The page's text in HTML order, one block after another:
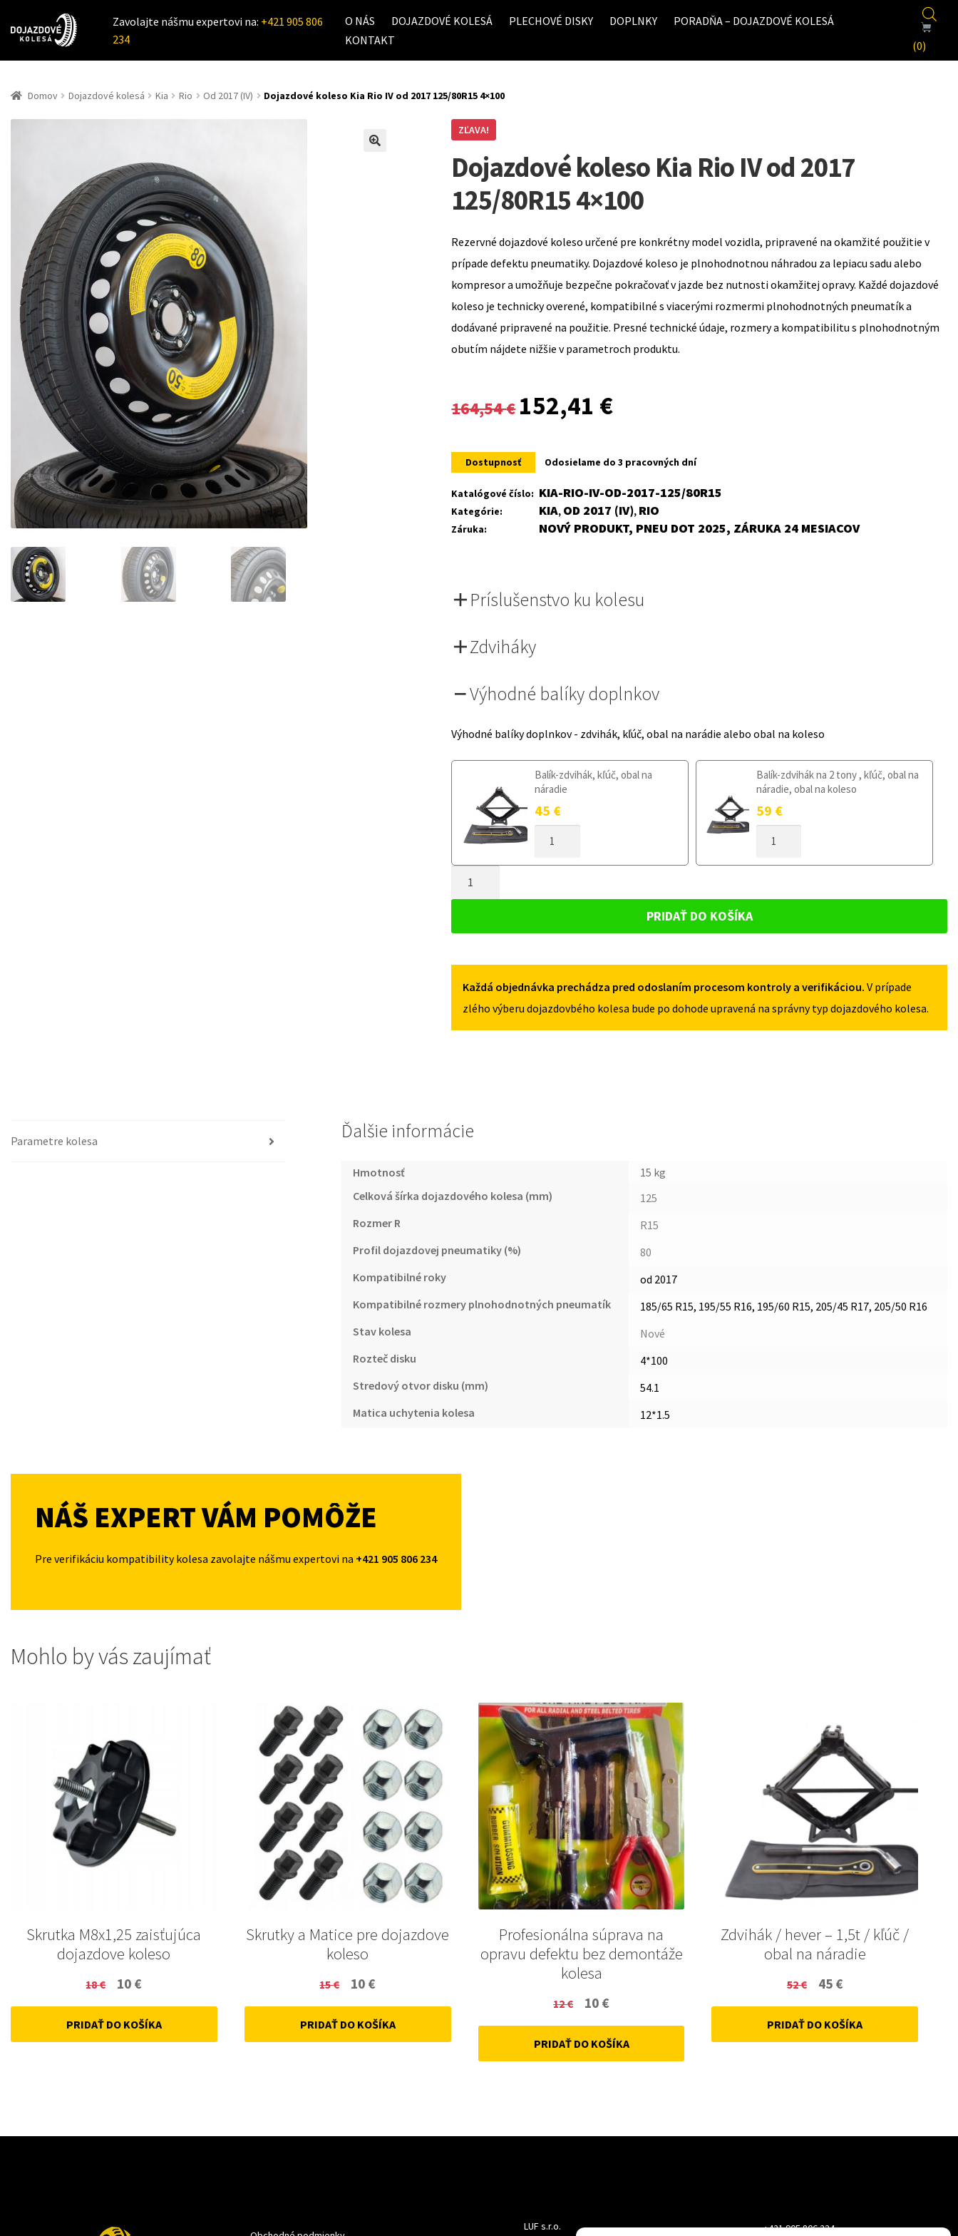
Zavolajte nášmu expertovi na: +421 905 806
234
O NÁS DOJAZDOVÉ KOLESÁ PLECHOVÉ DISKY DOPLNKY
PORADŇA – DOJAZDOVÉ KOLESÁ
KONTAKT
(0)
Domov Dojazdové kolesá Kia Rio Od 2017 (IV) Dojazdové koleso Kia Rio IV od 2017 125/80R15 4×100
ZĽAVA!
Dojazdové koleso Kia Rio IV od 2017
125/80R15 4×100
Rezervné dojazdové koleso určené pre konkrétny model vozidla, pripravené na okamžité použitie v
prípade defektu pneumatiky. Dojazdové koleso je plnohodnotnou náhradou za lepiacu sadu alebo
kompresor a umožňuje bezpečne pokračovať v jazde bez nutnosti okamžitej opravy. Každé dojazdové
koleso je technicky overené, kompatibilné s viacerými rozmermi plnohodnotných pneumatík a
dodávané pripravené na použitie. Presné technické údaje, rozmery a kompatibilitu s plnohodnotným
obutím nájdete nižšie v parametroch produktu.
164,54€
Original
was:
164,54 €.
152,41 €
is:
152,41 €.
Dostupnosť Odosielame do 3 pracovných dní
Katalógové číslo: KIA-RIO-IV-OD-2017-125/80R15
Kategórie: KIA, OD 2017 (IV), RIO
Záruka: NOVÝ PRODUKT, PNEU DOT 2025, ZÁRUKA 24 MESIACOV
Príslušenstvo ku kolesu
Zdviháky
Výhodné balíky doplnkov
Výhodné balíky doplnkov - zdvihák, kľúč, obal na narádie alebo obal na koleso
Balík-zdvihák, kľúč, obal na
náradie
45 €
DOJAZDOVÉ
IV
2017
Balík-zdvihák na 2 tony , kľúč, obal na
náradie, obal na koleso
59 €
DOJAZDOVÉ
IV
2017
IV
OD
125/80R15
4X100
PRIDAŤ DO KOŠÍKA
Každá objednávka prechádza pred odoslaním procesom kontroly a verifikáciou. V prípade
zlého výberu dojazdovbého kolesa bude po dohode upravená na správny typ dojazdového kolesa.
Parametre kolesa Ďalšie informácie
Hmotnosť
15 kg
Celková šírka dojazdového kolesa (mm)
125
Rozmer R
R15
Profil dojazdovej pneumatiky (%)
80
Kompatibilné roky
od 2017
Kompatibilné rozmery plnohodnotných pneumatík
185/65 R15, 195/55 R16, 195/60 R15, 205/45 R17, 205/50 R16
Stav kolesa
Nové
Rozteč disku
4*100
Stredový otvor disku (mm)
54.1
Matica uchytenia kolesa
12*1.5
NÁŠ EXPERT VÁM POMÔŽE
Pre verifikáciu kompatibility kolesa zavolajte nášmu expertovi na +421 905 806 234
Mohlo by vás zaujímať
Skrutka M8x1,25 zaisťujúca
dojazdove koleso
18€
Original
price
was:
10 €
price
is:
PRIDAŤ DO KOŠÍKA
Skrutky a Matice pre dojazdove
koleso
15€
Original
price
was:
10 €
price
is:
PRIDAŤ DO KOŠÍKA
Profesionálna súprava na
opravu defektu bez demontáže
kolesa
12€
Original
price
was:
10 €Current
price
is:
PRIDAŤ DO KOŠÍKA
Zdvihák / hever – 1,5t / kľúč /
obal na náradie
52€
Original
price
was:
45 €Current
price
is:
PRIDAŤ DO KOŠÍKA
LUF s.r.o. +421 905 806 234